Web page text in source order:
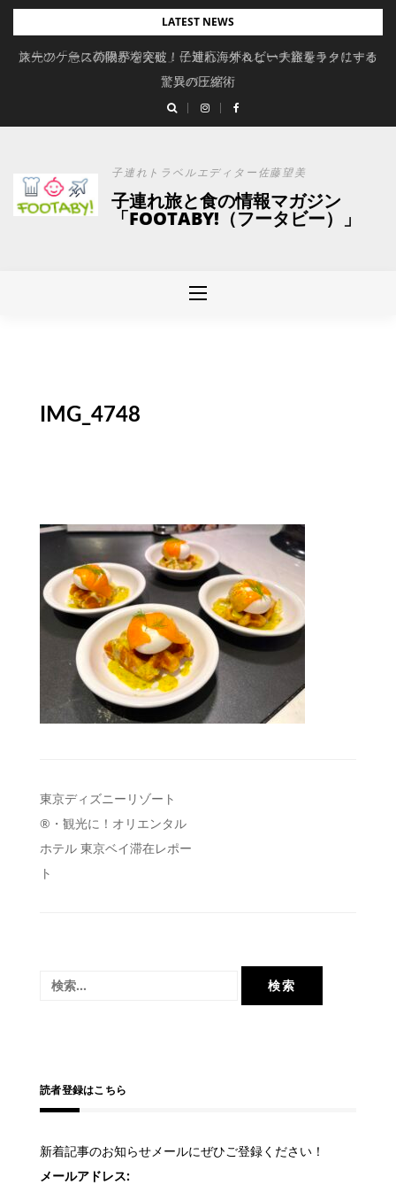
Skip
content
LATEST NEWS
旅先の「急に荷物が増えた」に対応。ずれない大容量キャリーオ
ンバッグ
スーツケースの限界を突破！子連れ海外＆ビーチ旅をラクにする
驚異の圧縮術
子連れトラベルエディター佐藤望美
子連れ旅と食の情報マガジン
「FOOTABY!（フータビー）」
IMG_4748
投
稿
ナ
ビ
シ
東京ディズニーリゾート
®︎・観光に！オリエンタル
ホテル 東京ベイ滞在レポー
ト
読者登録はこちら
新着記事のお知らせメールにぜひご登録ください！
メールアドレス: